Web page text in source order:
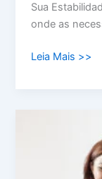
Sua
onde as
Leia Mais >>